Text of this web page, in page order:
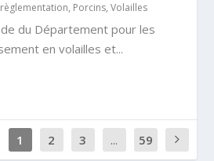
, Porcins,Volailles
du Département pour les
en volailles et...
1 2 3 ... 59